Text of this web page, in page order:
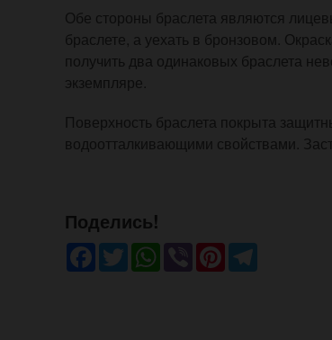
Обе стороны браслета являются
браслете, а уехать в бронзовом.
получить два одинаковых браслета
экземпляре.
Поверхность браслета покрыта
водоотталкивающими свойствами.
Поделись!
Facebook
TwitterWhatsApp
ViberPinterest